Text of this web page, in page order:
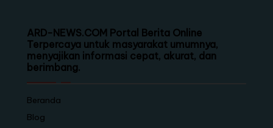
ARD-NEWS.COM Portal Berita Online
Terpercaya untuk masyarakat umumnya,
menyajikan informasi cepat, akurat, dan
berimbang.
Beranda
Blog